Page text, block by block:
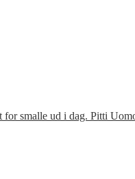
smalle ud i dag. Pitti